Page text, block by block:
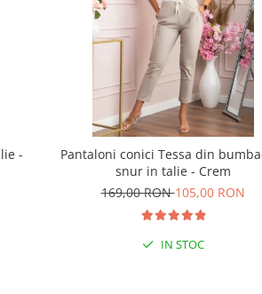
-
Pantaloni conici Tessa din
snur in talie - Crem
169,00 RON105,00 RON
IN STOC